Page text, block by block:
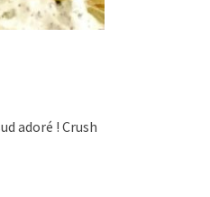
adoré ! Crush